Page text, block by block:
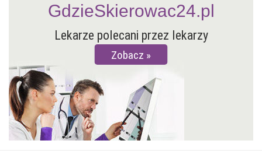
Lekarze polecani przez lekarzy
Zobacz
GdzieSkierowac24.pl